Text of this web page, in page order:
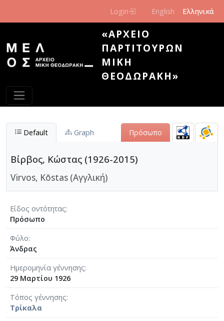
Login English Ελληνικά
«ΑΡΧΕΊΟ
ΠΑΡΤΙΤΟΎΡΩΝ
ΜΊΚΗ
ΘΕΟΔΩΡΆΚΗ»
Default Graph Πρόσωπο
Βίρβος, Κώστας (1926-2015)
Virvos, Kōstas (Αγγλική)
Είδος οντότητας
Πρόσωπο
Φύλο
Άνδρας
Ημερομηνία γέννησης
29 Μαρτίου 1926
Τόπος γέννησης
Τρίκαλα